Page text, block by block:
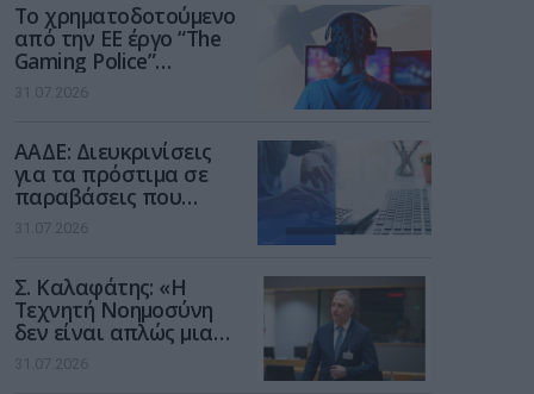
Το χρηματοδοτούμενο
από την ΕΕ έργο “The
Gaming Police”
ενισχύει την ασφάλεια
των παιδιών στο
31.07.2026
ΑΑΔΕ: Διευκρινίσεις
για τα πρόστιμα σε
παραβάσεις που
αφορούν τους ΦΗΜ
31.07.2026
Σ. Καλαφάτης: «Η
Τεχνητή Νοημοσύνη
δεν είναι απλώς μια
νέα τεχνολογία, είναι
μια νέα βιομηχανική
31.07.2026